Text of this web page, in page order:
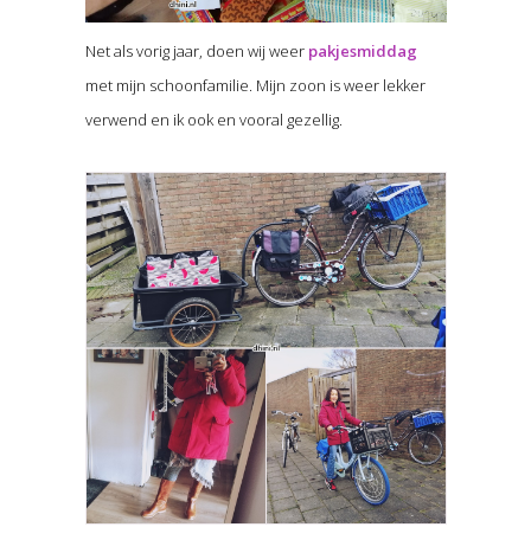
Net als vorig jaar, doen wij weer pakjesmiddag
met mijn schoonfamilie. Mijn zoon is weer lekker
verwend en ik ook en vooral gezellig.